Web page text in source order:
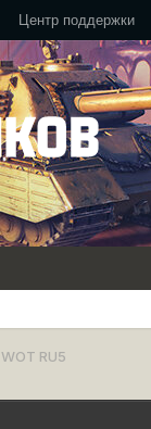
Центр поддержки
WOT RU5